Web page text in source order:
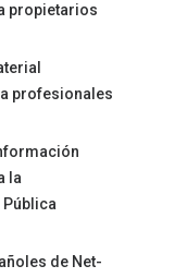
propietarios
profesionales
la
de Net-